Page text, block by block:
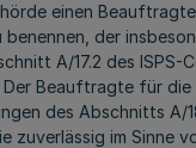
einen
benennen, der
A/17.2 des ISPS-
Der Beauftragte für
des Abschnitts A/
zuverlässig im Sinne